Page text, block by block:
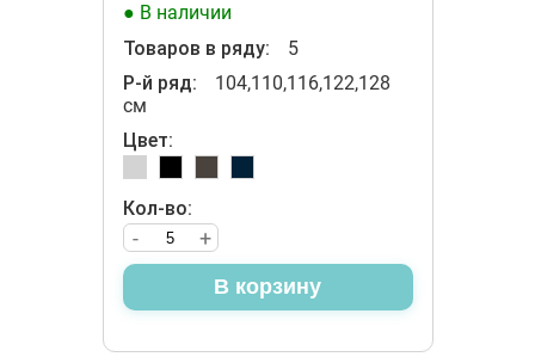
● В наличии
Товаров в ряду:
5
Р-й ряд:
104,110,116,122,128
см
Цвет:
Кол-во:
+
-
В корзину